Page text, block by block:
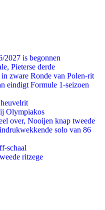
2027 is begonnen
Pieterse derde
zware Ronde van Polen-rit
eindigt Formule 1-seizoen
Olympiakos
over, Nooijen knap tweede
solo van 86
schaal
ritzege